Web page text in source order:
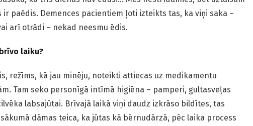
ir paēdis. Demences pacientiem ļoti izteikts tas, ka viņi saka –
arī otrādi – nekad neesmu ēdis.
laiku?
režīms, kā jau minēju, noteikti attiecas uz medikamentu
Tam seko personīgā intīmā higiēna – pamperi, gultasveļas
labsajūtai. Brīvajā laikā viņi daudz izkrāso bildītes, tas
dāmas teica, ka jūtas kā bērnudārzā, pēc laika process